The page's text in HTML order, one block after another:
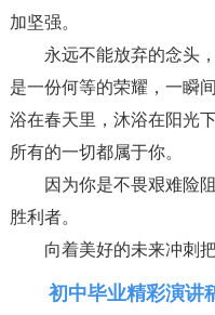
加坚强。
永远不能放弃的念头
是一份何等的荣耀，一瞬
浴在春天里，沐浴在阳光
所有的一切都属于你。
因为你是不畏艰难险
胜利者。
向着美好的未来冲刺
初中毕业精彩演讲